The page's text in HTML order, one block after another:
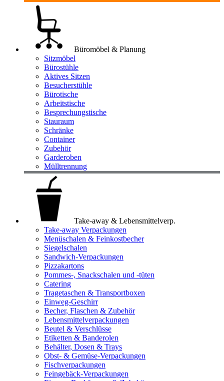
Büromöbel & Planung
Sitzmöbel
Bürostühle
Aktives Sitzen
Besucherstühle
Bürotische
Arbeitstische
Besprechungstische
Stauraum
Schränke
Container
Zubehör
Garderoben
Mülltrennung
Take-away & Lebensmittelverp.
Take-away Verpackungen
Menüschalen & Feinkostbecher
Siegelschalen
Sandwich-Verpackungen
Pizzakartons
Pommes-, Snackschalen und -tüten
Catering
Tragetaschen & Transportboxen
Einweg-Geschirr
Becher, Flaschen & Zubehör
Lebensmittelverpackungen
Beutel & Verschlüsse
Etiketten & Banderolen
Behälter, Dosen & Trays
Obst- & Gemüse-Verpackungen
Fischverpackungen
Feingebäck-Verpackungen